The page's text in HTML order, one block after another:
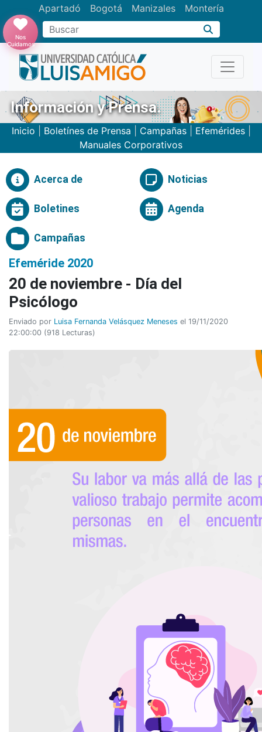
Apartadó Bogotá Manizales Montería
Buscar
Nos
Cuidamos
Información y Prensa.
Inicio Boletínes de Prensa Campañas| Efemérides|
Manuales Corporativos
Acerca de Noticias
Boletines Agenda
Campañas
Efeméride 2020
20 de noviembre - Día del
Psicólogo
Enviado por Luisa Fernanda Velásquez Meneses el 19/11/2020
22:00:00 (918 Lecturas)